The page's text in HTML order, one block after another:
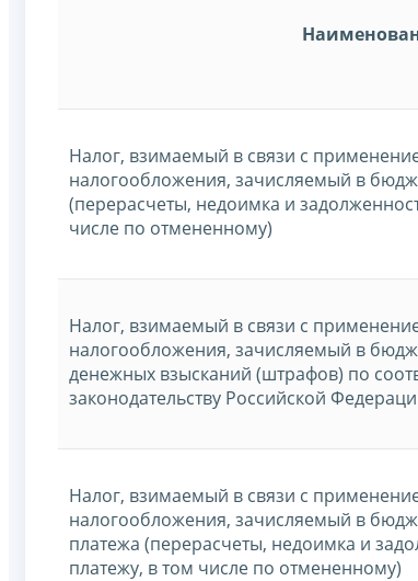
Налог, взимаемый в связи с
налогообложения, зачисляемый в
(перерасчеты, недоимка и
числе по отмененному)
Налог, взимаемый в связи с
налогообложения, зачисляемый в
денежных взысканий (штрафов) по
законодательству Российской
Налог, взимаемый в связи с
налогообложения, зачисляемый в
платежа (перерасчеты, недоимка и
платежу, в том числе по отмененному)